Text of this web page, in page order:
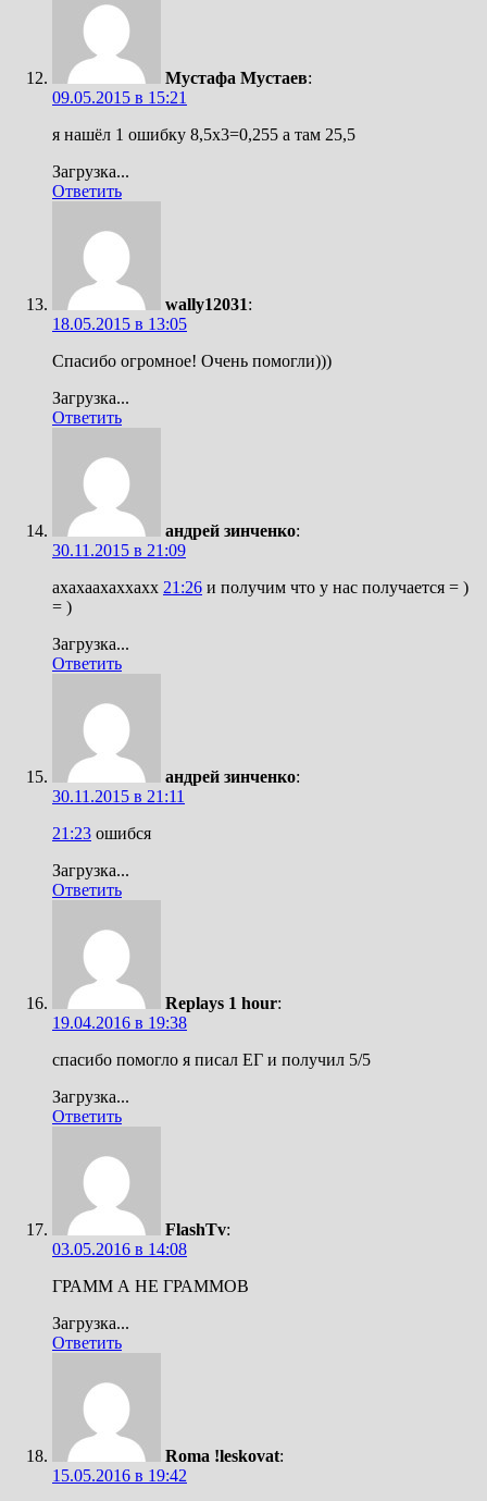
Мустафа Мустаев:
09.05.2015 в 15:21
я нашёл 1 ошибку 8,5х3=0,255 а там 25,5
Загрузка...
Ответить
wally12031:
18.05.2015 в 13:05
Спасибо огромное! Очень помогли)))
Загрузка...
Ответить
андрей зинченко:
30.11.2015 в 21:09
ахахаахаххахх 21:26 и получим что у нас получается = )
= )
Загрузка...
Ответить
андрей зинченко:
30.11.2015 в 21:11
21:23 ошибся
Загрузка...
Ответить
Replays 1 hour:
19.04.2016 в 19:38
спасибо помогло я писал ЕГ и получил 5/5
Загрузка...
Ответить
FlashTv:
03.05.2016 в 14:08
ГРАММ А НЕ ГРАММОВ
Загрузка...
Ответить
Roma !leskovat:
15.05.2016 в 19:42